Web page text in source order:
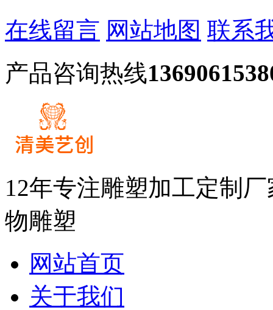
在线留言 网站地图 联系
产品咨询热线
12年专注雕塑加工定制
物雕塑
网站首页
关于我们